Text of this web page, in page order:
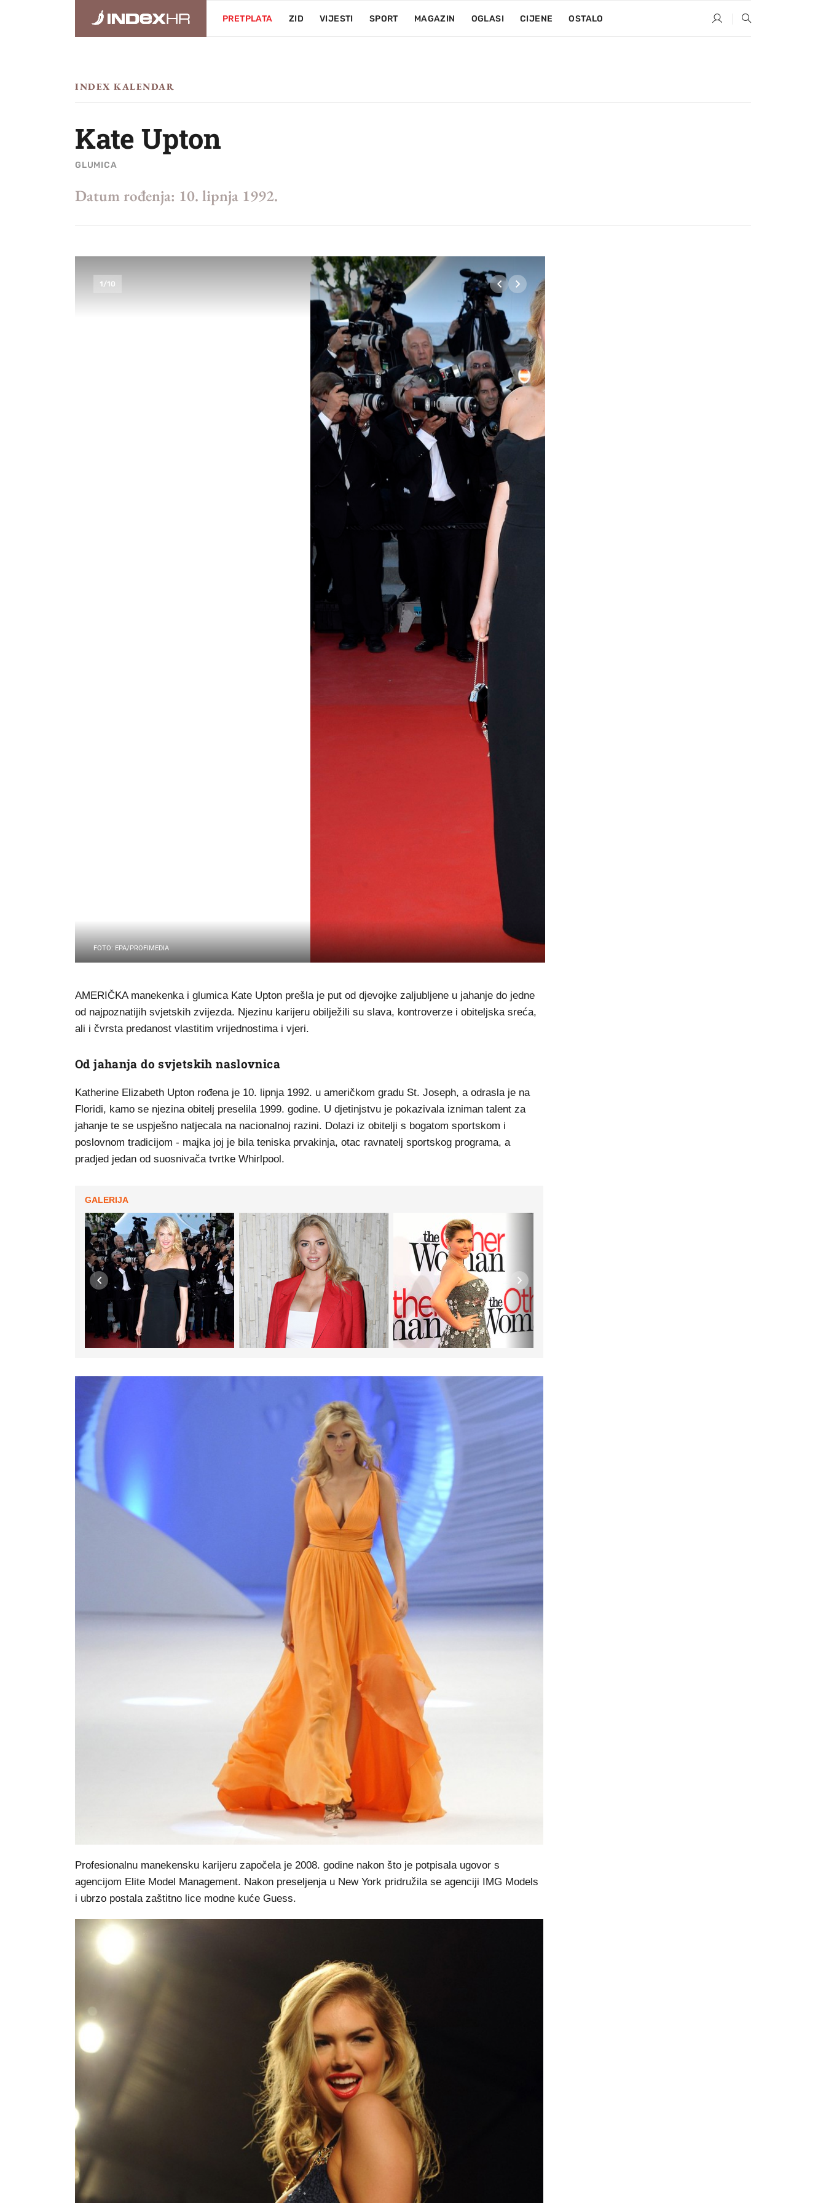
PRETPLATA ZID VIJESTI SPORT MAGAZIN OGLASI CIJENE OSTALO
INDEX KALENDAR
Kate Upton
GLUMICA
Datum rođenja: 10. lipnja 1992.
1/10
FOTO: EPA/PROFIMEDIA
AMERIČKA manekenka i glumica Kate Upton prešla je put od djevojke zaljubljene u jahanje do jedne
od najpoznatijih svjetskih zvijezda. Njezinu karijeru obilježili su slava, kontroverze i obiteljska sreća,
ali i čvrsta predanost vlastitim vrijednostima i vjeri.
Od jahanja do svjetskih naslovnica
Katherine Elizabeth Upton rođena je 10. lipnja 1992. u američkom gradu St. Joseph, a odrasla je na
Floridi, kamo se njezina obitelj preselila 1999. godine. U djetinjstvu je pokazivala izniman talent za
jahanje te se uspješno natjecala na nacionalnoj razini. Dolazi iz obitelji s bogatom sportskom i
poslovnom tradicijom - majka joj je bila teniska prvakinja, otac ravnatelj sportskog programa, a
pradjed jedan od suosnivača tvrtke Whirlpool.
GALERIJA
Profesionalnu manekensku karijeru započela je 2008. godine nakon što je potpisala ugovor s
agencijom Elite Model Management. Nakon preseljenja u New York pridružila se agenciji IMG Models
i ubrzo postala zaštitno lice modne kuće Guess.